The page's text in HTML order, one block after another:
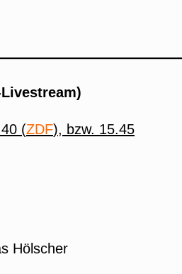
(ZDF), bzw. 15.45
Hölscher